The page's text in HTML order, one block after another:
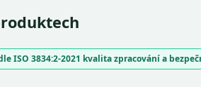
ISO 3834:2-2021 kvalita zpracování a